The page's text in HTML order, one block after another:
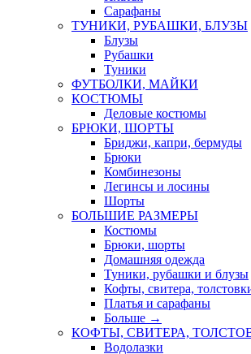
Сарафаны
ТУНИКИ, РУБАШКИ, БЛУЗЫ
Блузы
Рубашки
Туники
ФУТБОЛКИ, МАЙКИ
КОСТЮМЫ
Деловые костюмы
БРЮКИ, ШОРТЫ
Бриджи, капри, бермуды
Брюки
Комбинезоны
Легинсы и лосины
Шорты
БОЛЬШИЕ РАЗМЕРЫ
Костюмы
Брюки, шорты
Домашняя одежда
Туники, рубашки и блузы
Кофты, свитера,
Платья и сарафаны
Больше →
КОФТЫ, СВИТЕРА,
Водолазки